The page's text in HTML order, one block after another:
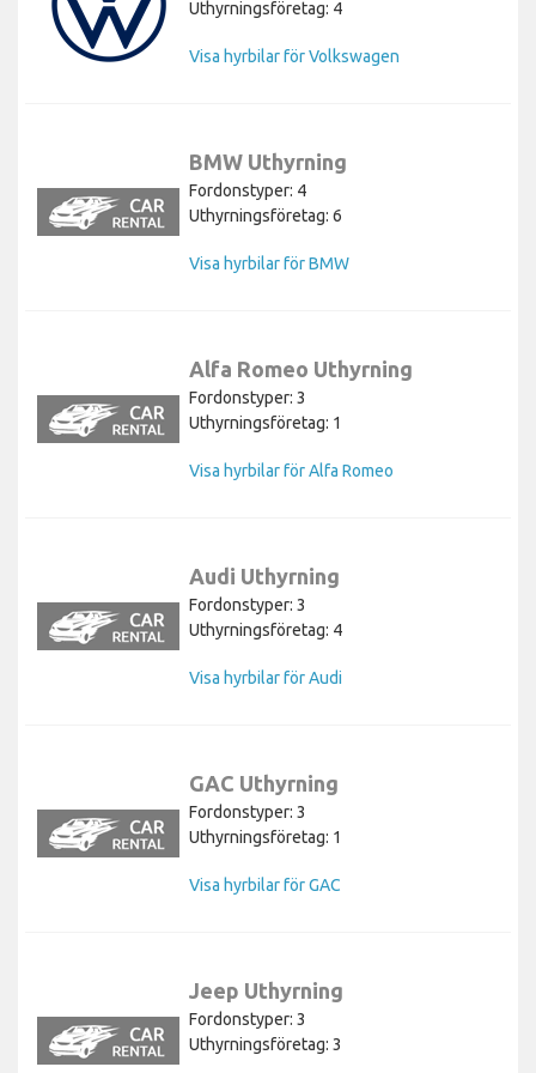
Uthyrningsföretag: 4
Visa hyrbilar för Volkswagen
BMW Uthyrning
Fordonstyper: 4
Uthyrningsföretag: 6
Visa hyrbilar för BMW
Alfa Romeo Uthyrning
Fordonstyper: 3
Uthyrningsföretag: 1
Visa hyrbilar för Alfa Romeo
Audi Uthyrning
Fordonstyper: 3
Uthyrningsföretag: 4
Visa hyrbilar för Audi
GAC Uthyrning
Fordonstyper: 3
Uthyrningsföretag: 1
Visa hyrbilar för GAC
Jeep Uthyrning
Fordonstyper: 3
Uthyrningsföretag: 3